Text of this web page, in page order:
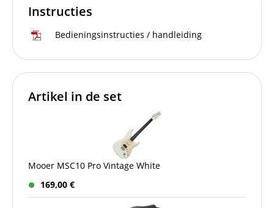
Instructies
Bedieningsinstructies / handleiding
Artikel in de set
Mooer MSC10 Pro Vintage White
169,00 €